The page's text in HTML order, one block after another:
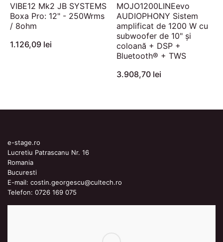
VIBE12 Mk2 JB SYSTEMS
Boxa Pro: 12" - 250Wrms
/ 8ohm
1.126,09 lei
MOJO1200LINEevo
AUDIOPHONY Sistem
amplificat de 1200 W cu
subwoofer de 10" și
coloană + DSP +
Bluetooth® + TWS
3.908,70 lei
e-stage.ro
Lucretiu Patrascanu Nr. 16
Romania
Bucuresti
E-mail: costin.georgescu@cultech.ro
Telefon: 0726 169 075